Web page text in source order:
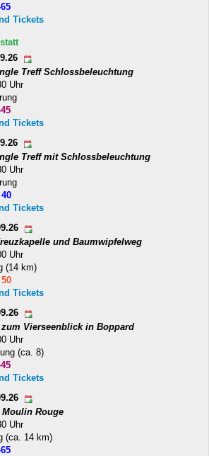
Tickets
Treff Schlossbeleuchtung
Uhr
Tickets
Treff mit Schlossbeleuchtung
Uhr
Tickets
und Baumwipfelweg
Uhr
(14 km)
Tickets
Vierseenblick in Boppard
Uhr
(ca. 8)
Tickets
Rouge
Uhr
(ca. 14 km)